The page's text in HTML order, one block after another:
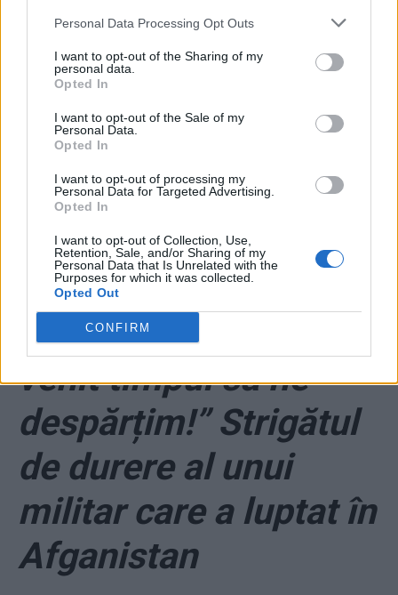
Personal Data Processing Opt Outs
I want to opt-out of the Sharing of my
personal data.
Opted In
I want to opt-out of the Sale of my
Personal Data.
Opted In
I want to opt-out of processing my
Personal Data for Targeted Advertising.
Opted In
I want to opt-out of Collection, Use,
Retention, Sale, and/or Sharing of my
Personal Data that Is Unrelated with the
Purposes for which it was collected.
Opted Out
CONFIRM
ad
*„Dragă Românie, a
venit timpul să ne
despărțim!” Strigătul
de durere al unui
militar care a luptat în
Afganistan